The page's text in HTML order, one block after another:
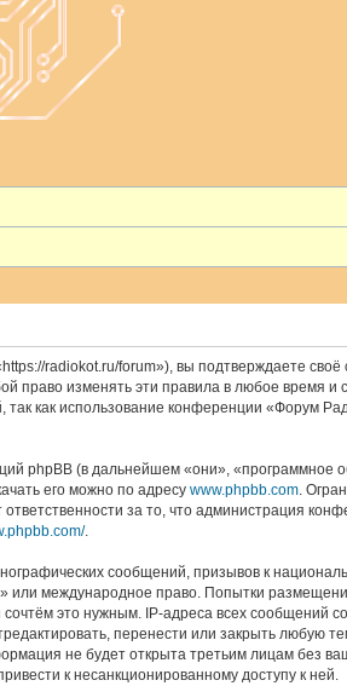
radiokot.ru/forum»), вы подтверждаете своё
изменять эти правила в любое время и
как использование конференции «Форум
phpBB (в дальнейшем «они», «программное
его можно по адресу www.phpbb.com.
за то, что администрация
.
сообщений, призывов к
международное право. Попытки
это нужным. IP-адреса всех сообщений
перенести или закрыть любую
не будет открыта третьим лицам без
к несанкционированному доступу к ней.